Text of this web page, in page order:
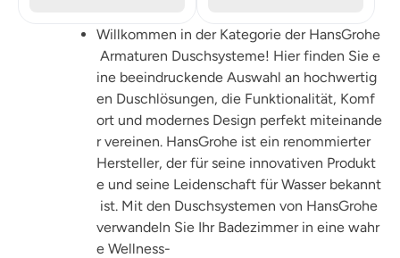
Willkommen in der Kategorie der HansGrohe
Armaturen Duschsysteme! Hier finden Sie e
ine beeindruckende Auswahl an hochwertig
en Duschlösungen, die Funktionalität, Komf
ort und modernes Design perfekt miteinande
r vereinen. HansGrohe ist ein renommierter
Hersteller, der für seine innovativen Produkt
e und seine Leidenschaft für Wasser bekannt
ist. Mit den Duschsystemen von HansGrohe
verwandeln Sie Ihr Badezimmer in eine wahr
e Wellness-